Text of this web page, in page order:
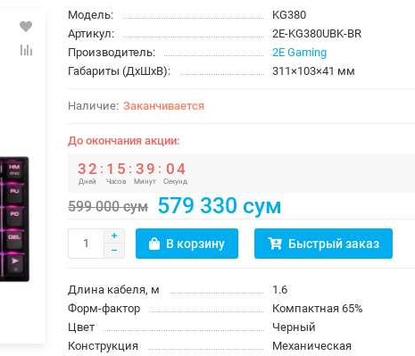
Модель:
KG380
Артикул:
2E-KG380UBK-BR
Производитель:
2E Gaming
Габариты (ДхШхВ):
311×103×41 мм
Заканчивается
До окончания акции:
32
Дней
: 1 5
Часов
: 39
Минут
: 04
Секунд
599 000 сум 579 330 сум
В корзину Быстрый заказ
Длина кабеля, м
1.6
Форм-фактор
Компактная 65%
Цвет
Черный
Конструкция
Механическая